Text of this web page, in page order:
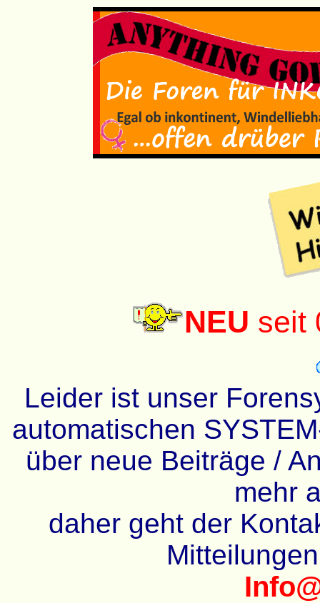
NEU seit
Leider ist unser
automatischen
über neue Beiträge /
mehr
daher geht der